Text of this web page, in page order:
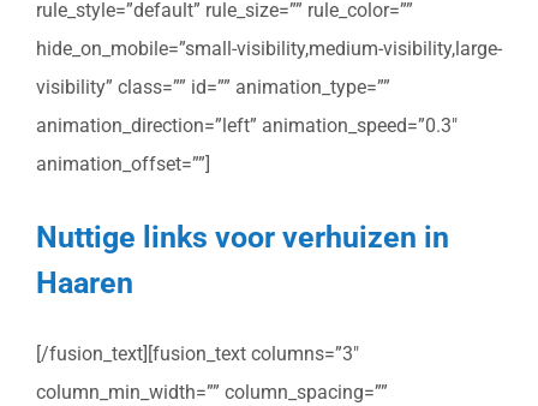
rule_style=”default” rule_size=”” rule_color=””
hide_on_mobile=”small-visibility,medium-visibility,large-
visibility” class=”” id=”” animation_type=””
animation_direction=”left” animation_speed=”0.3″
animation_offset=””]
Nuttige links voor verhuizen in
Haaren
[/fusion_text][fusion_text columns=”3″
column_min_width=”” column_spacing=””